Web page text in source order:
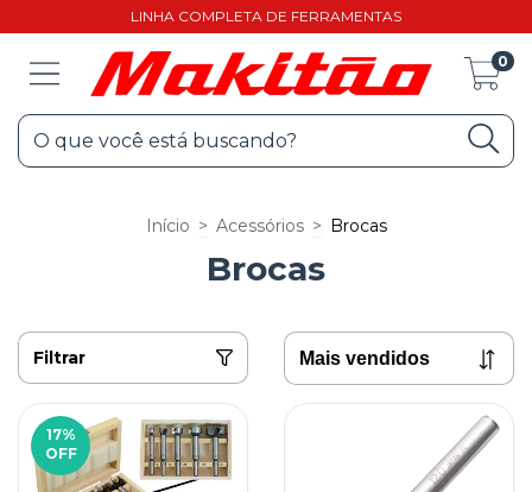
LINHA COMPLETA DE FERRAMENTAS
0
Início > Acessórios > Brocas
Brocas
Filtrar
17%
OFF